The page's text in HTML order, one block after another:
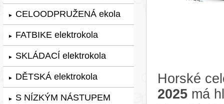
► CELOODPRUŽENÁ ekola
► FATBIKE elektrokola
► SKLÁDACÍ elektrokola
► DĚTSKÁ elektrokola
► S NÍZKÝM NÁSTUPEM
Horské
2025 má